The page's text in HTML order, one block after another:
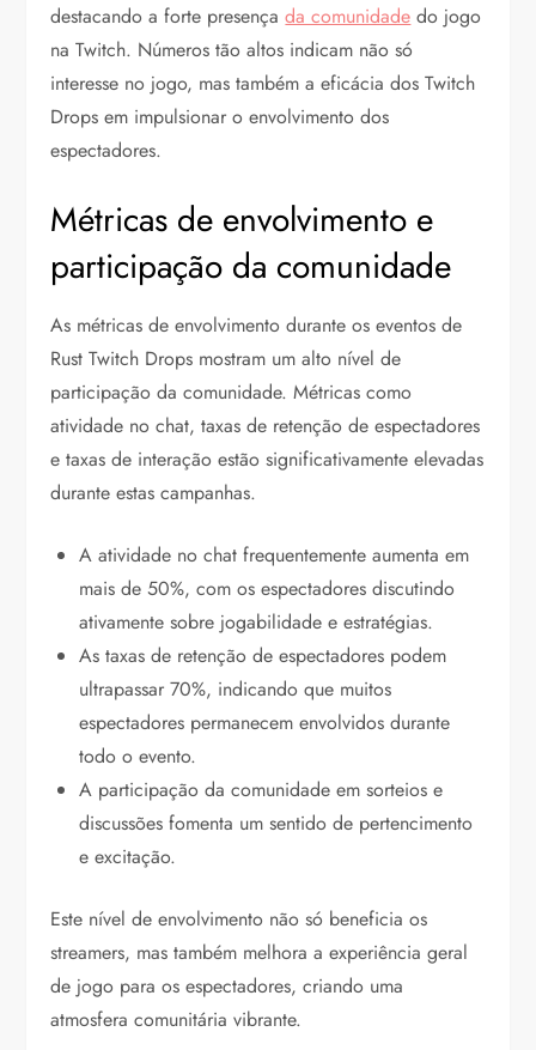
destacando a forte presençada comunidade do jogo
na Twitch. Números tão altos indicam não só
interesse no jogo, mas também a eficácia dos Twitch
Drops em impulsionar o envolvimento dos
espectadores.
Métricas de envolvimento e
participação da comunidade
As métricas de envolvimento durante os eventos de
Rust Twitch Drops mostram um alto nível de
participação da comunidade. Métricas como
atividade no chat, taxas de retenção de espectadores
e taxas de interação estão significativamente elevadas
durante estas campanhas.
A atividade no chat frequentemente aumenta em
mais de 50%, com os espectadores discutindo
ativamente sobre jogabilidade e estratégias.
As taxas de retenção de espectadores podem
ultrapassar 70%, indicando que muitos
espectadores permanecem envolvidos durante
todo o evento.
A participação da comunidade em sorteios e
discussões fomenta um sentido de pertencimento
e excitação.
Este nível de envolvimento não só beneficia os
streamers, mas também melhora a experiência geral
de jogo para os espectadores, criando uma
atmosfera comunitária vibrante.